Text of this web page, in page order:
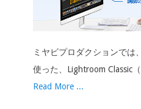
ミヤビプロダクションでは
使った、Lightroom Classic
Read More ...